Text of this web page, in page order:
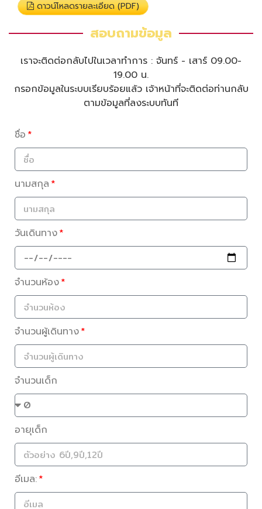
ดาวน์โหลดรายละเอียด (PDF)
สอบถามข้อมูล
เราจะติดต่อกลับไปในเวลาทำการ : จันทร์ - เสาร์ 09.00-
19.00 น.
กรอกข้อมูลในระบบเรียบร้อยแล้ว เจ้าหน้าที่จะติดต่อท่านกลับ
ตามข้อมูลที่ลงระบบทันที
ชื่อ
นามสกุล
วันเดินทาง
จำนวนห้อง
จำนวนผู้เดินทาง
จำนวนเด็ก
อายุเด็ก
อีเมล: